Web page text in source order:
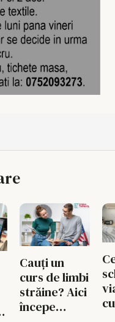
Cauți un
curs de limbi
străine? Aici
începe